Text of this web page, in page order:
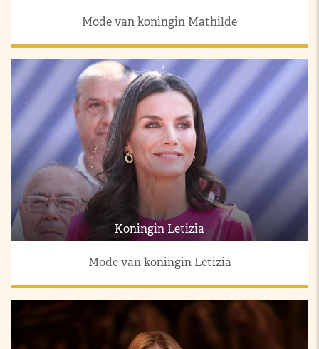
Mode van koningin Mathilde
Koningin Letizia
Mode van koningin Letizia